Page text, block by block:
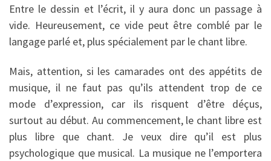
Entre le dessin et l’écrit, il y aura donc un passage à
vide. Heureusement, ce vide peut être comblé par le
langage parlé et, plus spécialement par le chant libre.
Mais, attention, si les camarades ont des appétits de
musique, il ne faut pas qu’ils attendent trop de ce
mode d’expression, car ils risquent d’être déçus,
surtout au début. Au commencement, le chant libre est
plus libre que chant. Je veux dire qu’il est plus
psychologique que musical. La musique ne l’emportera